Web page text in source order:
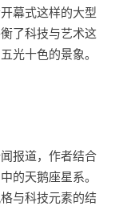
幕式这样的大型
了科技与艺术这
光十色的景象。
报道，作者结合
的天鹅座星系。
与科技元素的结